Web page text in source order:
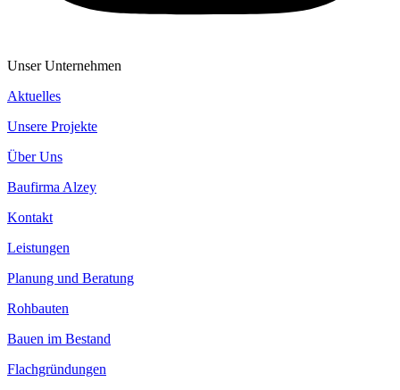
Unser Unternehmen
Aktuelles
Unsere Projekte
Über Uns
Baufirma Alzey
Kontakt
Leistungen
Planung und Beratung
Rohbauten
Bauen im Bestand
Flachgründungen